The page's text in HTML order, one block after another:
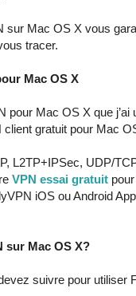
sur Mac OS X vous
tracer.
Mac OS X
pour Mac OS X que
gratuit pour Mac
L2TP+IPSec, UDP/
VPN essai gratuit
iOS ou Android
sur Mac OS X?
suivre pour utiliser